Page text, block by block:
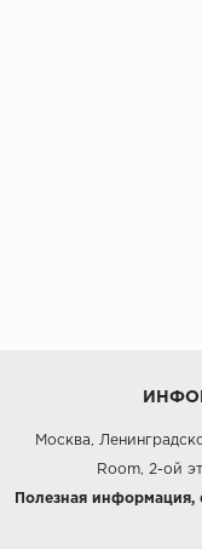
Москва,
Room, 2-ой
Полезная информация,